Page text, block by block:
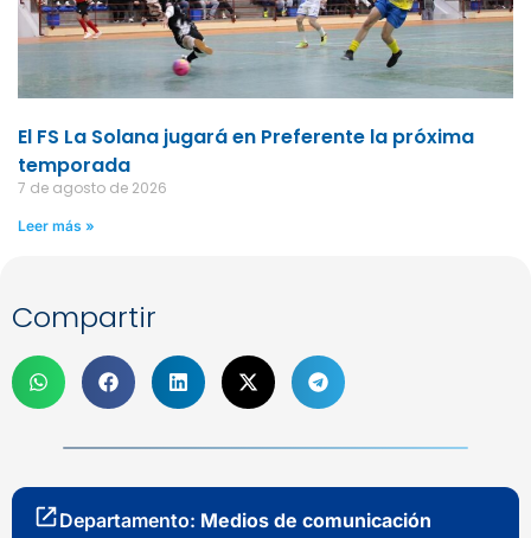
El FS La Solana jugará en Preferente la próxima
temporada
7 de agosto de 2026
Leer más »
Compartir
Departamento: Medios de comunicación